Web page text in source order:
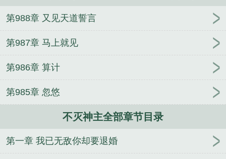
灭神主阅读
不灭神主周轻羽第二季免费观看
不灭神
旗
我特别白不灭神主
不灭神主
语
不灭神主秦无夜免费阅读
不灭神主周轻羽最新章
主为什么下架
不
灭神主最新章节免费阅读 不灭神主有声
不灭神主TXT全本
不灭神主动漫在线
观看 不灭神主周轻羽 不灭神主烂尾了吗
8000章以
第988章 又见天道誓言
第987章 马上就见
第986章 算计
第985章 忽悠
不灭神主全部章节目录
第一章 我已无敌你却要退婚